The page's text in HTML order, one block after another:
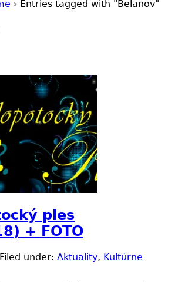
› Entries tagged with "Belanov"
ples
+ FOTO
under: Aktuality, Kultúrne